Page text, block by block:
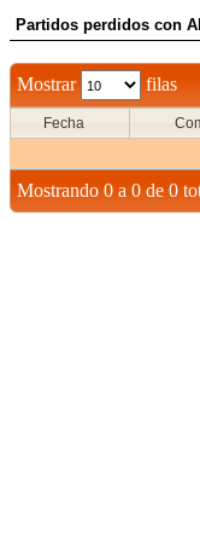
Partidos perdidos con
Mostrar filas
Fecha
Mostrando 0 a 0 de 0